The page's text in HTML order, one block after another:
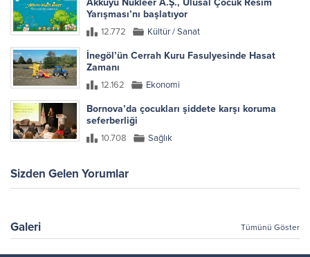
Yarışması’nı başlatıyor
12.772 Kültür / Sanat
İnegöl’ün Cerrah Kuru Fasulyesinde Hasat
Zamanı
12.162 Ekonomi
Bornova’da çocukları şiddete karşı koruma
seferberliği
10.708 Sağlık
Sizden Gelen Yorumlar
Galeri Tümünü Göster